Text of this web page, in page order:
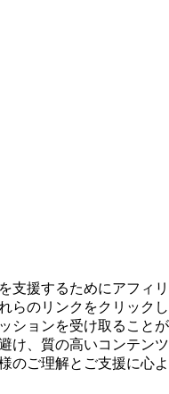
支援するためにアフィリ
らのリンクをクリックし
ションを受け取ることが
け、質の高いコンテンツ
のご理解とご支援に心よ